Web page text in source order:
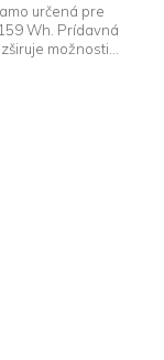
určená pre
Wh. Prídavná
možnosti...